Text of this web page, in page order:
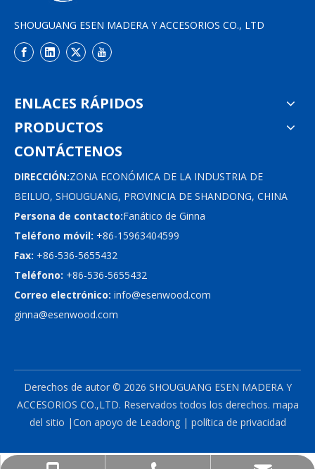
SHOUGUANG ESEN MADERA Y ACCESORIOS CO., LTD
ENLACES RÁPIDOS
PRODUCTOS
CONTÁCTENOS
DIRECCIÓN:ZONA ECONÓMICA DE LA INDUSTRIA DE
BEILUO, SHOUGUANG, PROVINCIA DE SHANDONG, CHINA
Persona de contacto:Fanático de Ginna
Teléfono móvil: +86-15963404599
Fax: +86-536-5655432
Teléfono: +86-536-5655432
Correo electrónico: info@esenwood.com
ginna@esenwood.com
Derechos de autor © 2026 SHOUGUANG ESEN MADERA Y
ACCESORIOS CO.,LTD. Reservados todos los derechos. mapa
del sitio |Con apoyo de Leadong| política de privacidad